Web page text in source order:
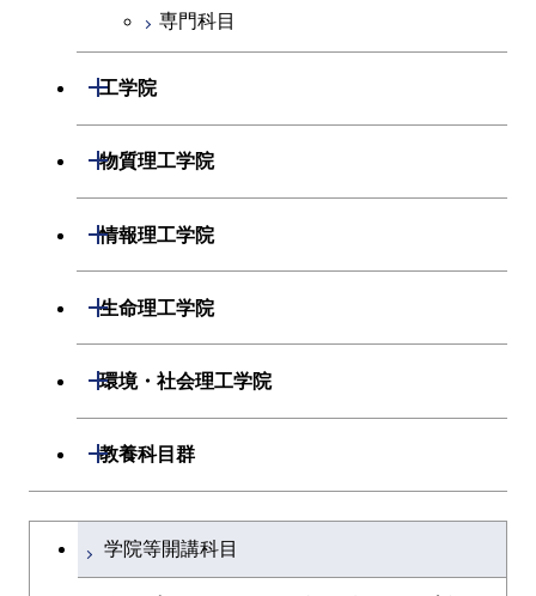
エネルギーコース
地球惑星科学コース
専門科目
工学院
開閉
機械系
開閉
エネルギーコース
エンジニアリングデザイン
ライフエンジニアリングコ
ース
原子核工学コース
システム制御コース
コース
電気電子系
開閉
エネルギーコース
ライフエンジニアリングコ
ース
情報通信コース
コース
ライフエンジニアリングコ
ース
経営工学系
開閉
エンジニアリングデザイン
コース
専門科目
物質理工学院
開閉
材料系
開閉
エネルギーコース
原子核工学コース
応用化学コース
ース
専門科目
情報理工学院
開閉
数理・計算科学系
開閉
知能情報コース
情報工学コース
知能情報コース
専門科目
生命理工学院
開閉
生命理工学系
開閉
ライフエンジニアリングコ
ース
環境・社会理工学院
開閉
建築学系
開閉
開閉
教養科目群
開閉
文系教養科目
英語科目
大学院課程を切り替える
学院等開講科目